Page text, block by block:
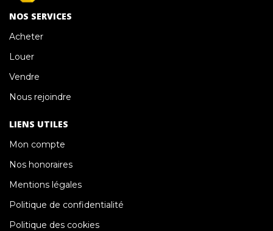
NOS SERVICES
Acheter
Louer
Vendre
Nous rejoindre
LIENS UTILES
Mon compte
Nos honoraires
Mentions légales
Politique de confidentialité
Politique des cookies